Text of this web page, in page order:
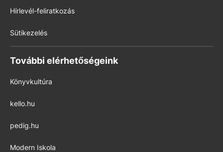
Hírlevél-feliratkozás
Sütikezelés
További elérhetőségeink
Könyvkultúra
kello.hu
pedig.hu
Modern Iskola